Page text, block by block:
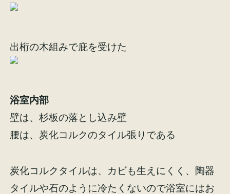
出桁の木組みで庇を受けた
浴室内部
壁は、杉板の落とし込み壁
腰は、炭化コルクのタイル張りである
炭化コルクタイルは、カビも生えにくく、陶器
タイルや石のように冷たくないので浴室にはお
スタッフ紹介
イベント情報 来場予約